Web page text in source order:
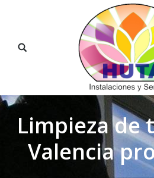
Buscar:
Limpieza de
Valencia